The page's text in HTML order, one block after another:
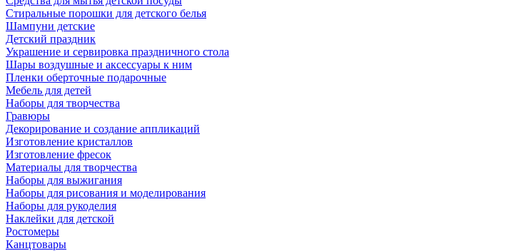
Стиральные порошки для детского белья
Шампуни детские
Детский праздник
Украшение и сервировка праздничного стола
Шары воздушные и аксессуары к ним
Пленки оберточные подарочные
Мебель для детей
Наборы для творчества
Гравюры
Декорирование и создание аппликаций
Изготовление кристаллов
Изготовление фресок
Материалы для творчества
Наборы для выжигания
Наборы для рисования и моделирования
Наборы для рукоделия
Наклейки для детской
Ростомеры
Канцтовары